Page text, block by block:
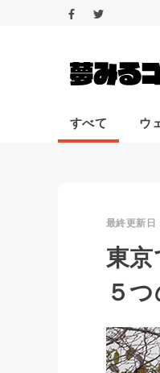
すべて ウ
最終更新日
東
５